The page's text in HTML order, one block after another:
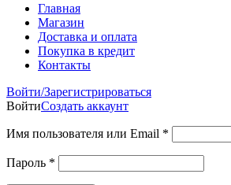
Главная
Магазин
Доставка и оплата
Покупка в кредит
Контакты
Войти/Зарегистрироваться
ВойтиСоздать аккаунт
Имя пользователя или Email *
Пароль *